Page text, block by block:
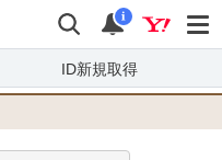
検索 通知
i
ID新規取得